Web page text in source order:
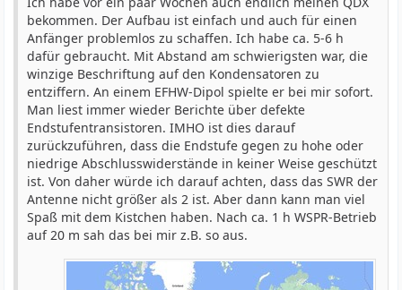
bekommen. Der Aufbau ist einfach und auch für einen
Anfänger problemlos zu schaffen. Ich habe ca. 5-6 h
dafür gebraucht. Mit Abstand am schwierigsten war, die
winzige Beschriftung auf den Kondensatoren zu
entziffern. An einem EFHW-Dipol spielte er bei mir sofort.
Man liest immer wieder Berichte über defekte
Endstufentransistoren. IMHO ist dies darauf
zurückzuführen, dass die Endstufe gegen zu hohe oder
niedrige Abschlusswiderstände in keiner Weise geschützt
ist. Von daher würde ich darauf achten, dass das SWR der
Antenne nicht größer als 2 ist. Aber dann kann man viel
Spaß mit dem Kistchen haben. Nach ca. 1 h WSPR-Betrieb
auf 20 m sah das bei mir z.B. so aus.